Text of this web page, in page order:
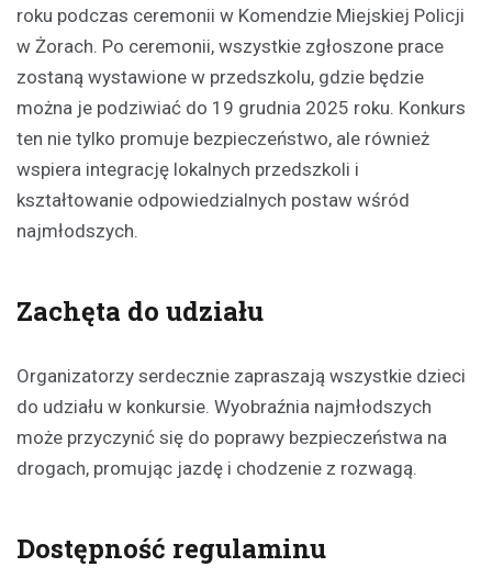
roku podczas ceremonii w Komendzie Miejskiej Policji
w Żorach. Po ceremonii, wszystkie zgłoszone prace
zostaną wystawione w przedszkolu, gdzie będzie
można je podziwiać do 19 grudnia 2025 roku. Konkurs
ten nie tylko promuje bezpieczeństwo, ale również
wspiera integrację lokalnych przedszkoli i
kształtowanie odpowiedzialnych postaw wśród
najmłodszych.
Zachęta do udziału
Organizatorzy serdecznie zapraszają wszystkie dzieci
do udziału w konkursie. Wyobraźnia najmłodszych
może przyczynić się do poprawy bezpieczeństwa na
drogach, promując jazdę i chodzenie z rozwagą.
Dostępność regulaminu